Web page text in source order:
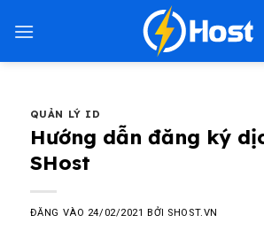
qua
QUẢN LÝ ID
Hướng dẫn đăng ký
SHost
ĐĂNG VÀO 24/02/2021 BỞI SHOST.VN